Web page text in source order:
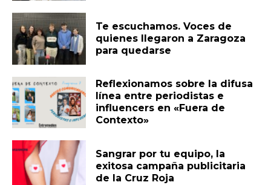
Te escuchamos. Voces de
quienes llegaron a Zaragoza
para quedarse
Reflexionamos sobre la difusa
línea entre periodistas e
influencers en «Fuera de
Contexto»
Sangrar por tu equipo, la
exitosa campaña publicitaria
de la Cruz Roja